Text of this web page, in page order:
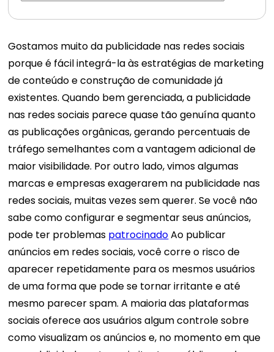
Gostamos muito da publicidade nas redes sociais
porque é fácil integrá-la às estratégias de marketing
de conteúdo e construção de comunidade já
existentes. Quando bem gerenciada, a publicidade
nas redes sociais parece quase tão genuína quanto
as publicações orgânicas, gerando percentuais de
tráfego semelhantes com a vantagem adicional de
maior visibilidade. Por outro lado, vimos algumas
marcas e empresas exagerarem na publicidade nas
redes sociais, muitas vezes sem querer. Se você não
sabe como configurar e segmentar seus anúncios,
pode ter problemas patrocinadoAo publicar
anúncios em redes sociais, você corre o risco de
aparecer repetidamente para os mesmos usuários
de uma forma que pode se tornar irritante e até
mesmo parecer spam. A maioria das plataformas
sociais oferece aos usuários algum controle sobre
como visualizam os anúncios e, no momento em que